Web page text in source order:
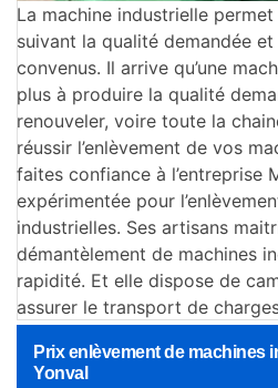
La machine industrielle
suivant la qualité demandée
convenus. Il arrive qu’une
plus à produire la qualité
renouveler, voire toute la
réussir l’enlèvement de vos
faites confiance à l’entreprise
expérimentée pour
industrielles. Ses artisans
démantèlement de machines
rapidité. Et elle dispose de
assurer le transport de
Prix enlèvement de machines
Yonval